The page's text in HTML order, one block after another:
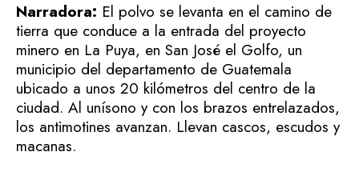
Narradora: El polvo se levanta en el camino de
tierra que conduce a la entrada del proyecto
minero en La Puya, en San José el Golfo, un
municipio del departamento de Guatemala
ubicado a unos 20 kilómetros del centro de la
ciudad. Al unísono y con los brazos entrelazados,
los antimotines avanzan. Llevan cascos, escudos y
macanas.